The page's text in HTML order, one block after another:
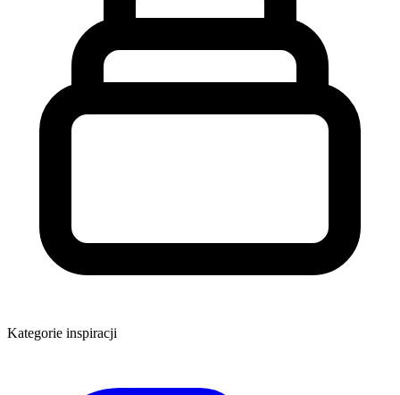
Kategorie inspiracji